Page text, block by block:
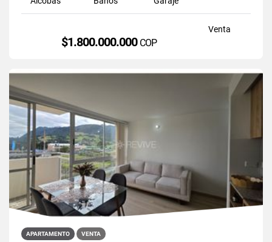
Venta
$1.800.000.000 COP
APARTAMENTO VENTA